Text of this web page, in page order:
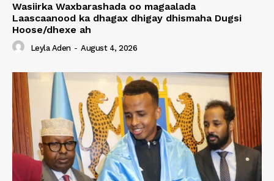
Wasiirka Waxbarashada oo magaalada
Laascaanood ka dhagax dhigay dhismaha Dugsi
Hoose/dhexe ah
Leyla Aden - August 4, 2026